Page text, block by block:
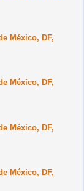
México, DF,
México, DF,
México, DF,
México, DF,